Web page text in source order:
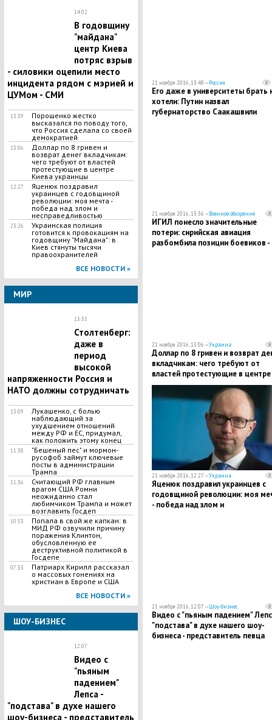
14:02
В годовщину
"майдана"
центр Киева
потряс взрыв
- силовики оцепили место
инцидента рядом с мэрией и
ЦУМом - СМИ
13:39
Порошенко жестко
высказался по поводу того,
что Россия сделала со своей
демократией
13:06
Доллар по 8 гривен и
возврат денег вкладчикам:
чего требуют от властей
протестующие в центре
Киева украинцы
12:27
Яценюк поздравил
украинцев с годовщиной
революции: моя мечта -
победа над злом и
несправедливостью
23:26
Украинская полиция
готовится к провокациям на
годовщину "Майдана": в
Киев стянуты тысячи
правоохранителей
ВСЕ НОВОСТИ »
МИР
13:35
Столтенберг:
даже в
период
высокой
напряженности Россия и
НАТО должны сотрудничать
13:09
Лукашенко, с болью
наблюдающий за
ухудшением отношений
между РФ и ЕС, придумал,
как положить этому конец
11:38
"Бешеный пес" и мормон-
русофоб займут ключевые
посты в администрации
Трампа
11:36
Считающий РФ главным
врагом США Ромни
неожиданно стал
любимчиком Трампа и может
возглавить Госдеп
10:53
Попала в свой же капкан: в
МИД РФ озвучили причину
поражения Клинтон,
обусловленную ее
деструктивной политикой в
Госдепе
07:33
Патриарх Кирилл рассказал
о массовых гонениях на
христиан в Европе и США
ВСЕ НОВОСТИ »
ШОУ-БИЗНЕС
12:07
Видео с
"пьяным
падением"
Лепса -
"подстава" в духе нашего
шоу-бизнеса - представитель
21 ноября 2016, 13:48 —Россия
Его даже в университеты брать
хотели: Путин назвал
губернаторство Саакашвили
21 ноября 2016, 13:36 —Военное обозрение
ИГИЛ понесло значительные
потери: сирийская авиация
разбомбила позиции боевиков -
21 ноября 2016, 13:06 —Украина
Доллар по 8 гривен и возврат
вкладчикам: чего требуют от
властей протестующие в центре
Киева украинцы
21 ноября 2016, 12:27 —Украина
Яценюк поздравил украинцев с
годовщиной революции: моя
- победа над злом и
21 ноября 2016, 12:07 —Шоу-бизнес
Видео с "пьяным падением"
"подстава" в духе нашего шоу-
бизнеса - представитель певца